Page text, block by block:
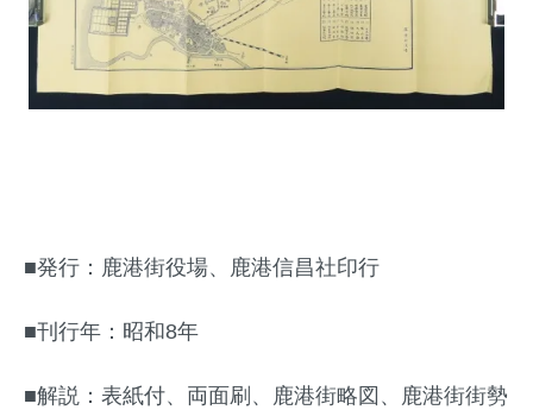
■発行：鹿港街役場、鹿港信昌社印行
■刊行年：昭和8年
■解説：表紙付、両面刷、鹿港街略図、鹿港街街勢